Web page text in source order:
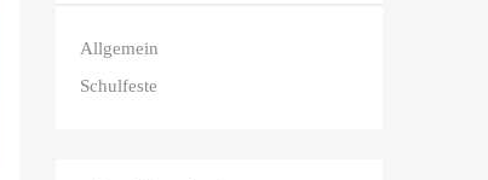
Allgemein
Schulfeste